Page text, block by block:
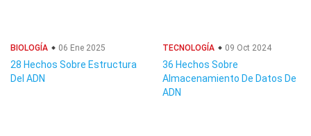
BIOLOGÍA 06 Ene 2025
28 Hechos Sobre Estructura
Del ADN
TECNOLOGÍA 09 Oct 2024
36 Hechos Sobre
Almacenamiento De Datos De
ADN